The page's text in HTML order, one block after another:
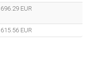
696.29 EUR
615.56 EUR